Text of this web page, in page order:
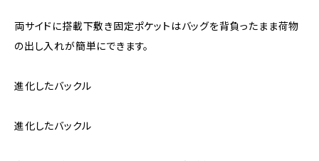
両サイドに搭載下敷き固定ポケットはバッグを背負ったまま荷物
の出し入れが簡単にできます。
進化したバックル
進化したバックル